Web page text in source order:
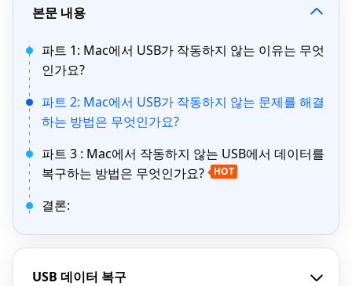
본문 내용
파트 1: Mac에서 USB가 작동하지 않는 이유는 무엇
인가요?
파트 2: Mac에서 USB가 작동하지 않는 문제를 해결
하는 방법은 무엇인가요?
파트 3 : Mac에서 작동하지 않는 USB에서 데이터를
복구하는 방법은 무엇인가요?
HOT
결론:
USB 데이터 복구